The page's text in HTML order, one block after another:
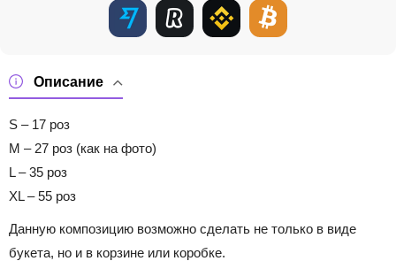
Описание
S – 17 роз
M – 27 роз (как на фото)
L – 35 роз
XL – 55 роз
Данную композицию возможно сделать не только в виде
букета, но и в корзине или коробке.